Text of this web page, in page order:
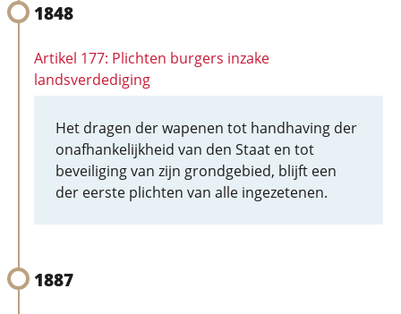
1848
Artikel 177: Plichten burgers inzake
landsverdediging
Het dragen der wapenen tot handhaving der
onafhankelijkheid van den Staat en tot
beveiliging van zijn grondgebied, blijft een
der eerste plichten van alle ingezetenen.
1887